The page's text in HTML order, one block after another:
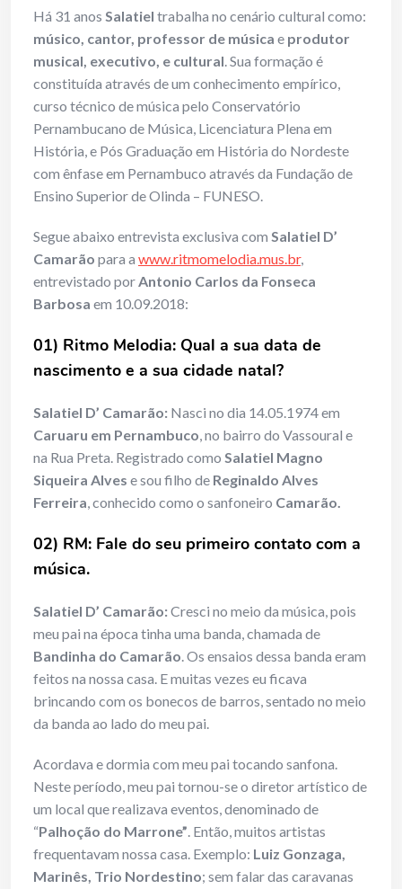
Há 31 anos Salatiel trabalha no cenário cultural como:
músico, cantor, professor de música e produtor
musical, executivo, e cultural. Sua formação é
constituída através de um conhecimento empírico,
curso técnico de música pelo Conservatório
Pernambucano de Música, Licenciatura Plena em
História, e Pós Graduação em História do Nordeste
com ênfase em Pernambuco através da Fundação de
Ensino Superior de Olinda – FUNESO.
Segue abaixo entrevista exclusiva com Salatiel D’
Camarão para a www.ritmomelodia.mus.br,
entrevistado porAntonio Carlos da Fonseca
Barbosa em 10.09.2018:
01) Ritmo Melodia: Qual a sua data de
nascimento e a sua cidade natal?
Salatiel D’ Camarão: Nasci no dia 14.05.1974 em
Caruaru em Pernambuco, no bairro do Vassoural e
na Rua Preta. Registrado como Salatiel Magno
Siqueira Alves e sou filho de Reginaldo Alves
Ferreira, conhecido como o sanfoneiro Camarão.
02) RM: Fale do seu primeiro contato com a
música.
Salatiel D’ Camarão:Cresci no meio da música, pois
meu pai na época tinha uma banda, chamada de
Bandinha do Camarão. Os ensaios dessa banda eram
feitos na nossa casa. E muitas vezes eu ficava
brincando com os bonecos de barros, sentado no meio
da banda ao lado do meu pai.
Acordava e dormia com meu pai tocando sanfona.
Neste período, meu pai tornou-se o diretor artístico de
um local que realizava eventos, denominado de
“Palhoção do Marrone”. Então, muitos artistas
frequentavam nossa casa. Exemplo: Luiz Gonzaga,
Marinês, Trio Nordestino; sem falar das caravanas